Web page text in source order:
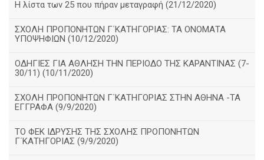
Η λίστα των 25 που πήραν μεταγραφή (21/12/2020)
ΣΧΟΛΗ ΠΡΟΠΟΝΗΤΩΝ Γ΄ΚΑΤΗΓΟΡΙΑΣ: ΤΑ ΟΝΟΜΑΤΑ
ΥΠΟΨΗΦΙΩΝ (10/12/2020)
ΟΔΗΓΙΕΣ ΓΙΑ ΑΘΛΗΣΗ ΤΗΝ ΠΕΡΙΟΔΟ ΤΗΣ ΚΑΡΑΝΤΙΝΑΣ (7-
30/11) (10/11/2020)
ΣΧΟΛΗ ΠΡΟΠΟΝΗΤΩΝ Γ΄ΚΑΤΗΓΟΡΙΑΣ ΣΤΗΝ ΑΘΗΝΑ -ΤΑ
ΕΓΓΡΑΦΑ (9/9/2020)
TO ΦΕΚ ΙΔΡΥΣΗΣ ΤΗΣ ΣΧΟΛΗΣ ΠΡΟΠΟΝΗΤΩΝ
Γ΄ΚΑΤΗΓΟΡΙΑΣ (9/9/2020)